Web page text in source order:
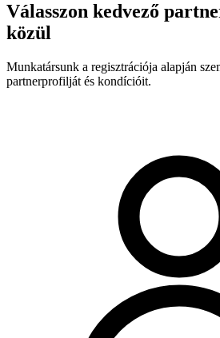
Válasszon kedvező
közül
Munkatársunk a regisztrációja alapján
partnerprofilját és kondícióit.